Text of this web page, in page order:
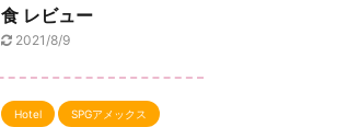
食 レビュー
2021/8/9
Hotel SPGアメックス